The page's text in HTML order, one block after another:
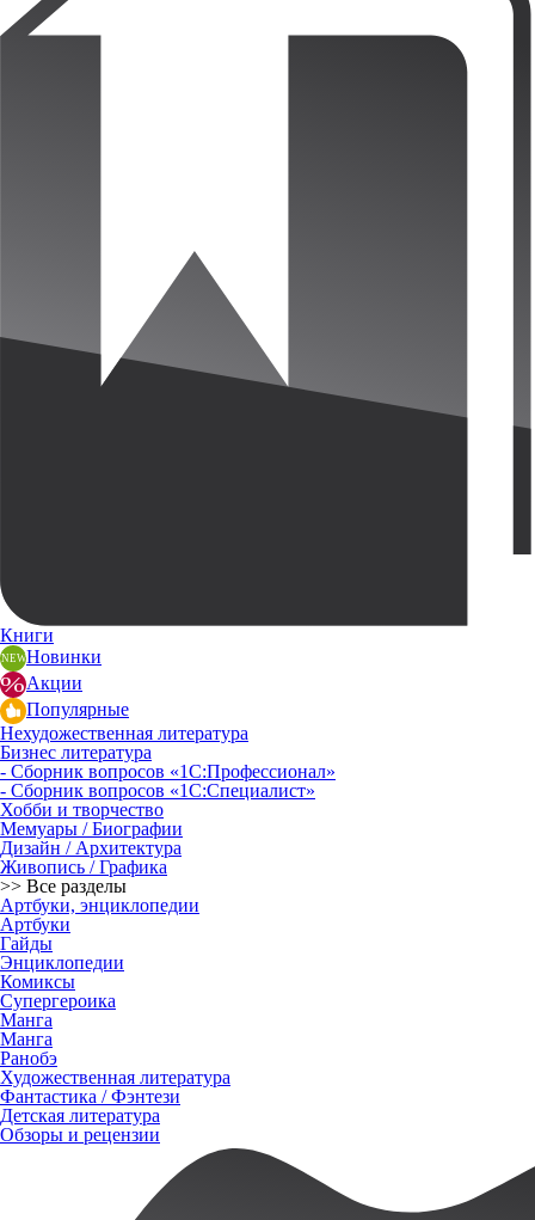
Книги
Новинки
Акции
Популярные
Нехудожественная литература
Бизнес литература
- Сборник вопросов «1С:Профессионал»
- Сборник вопросов «1С:Специалист»
Хобби и творчество
Мемуары / Биографии
Дизайн / Архитектура
Живопись / Графика
>> Все разделы
Артбуки, энциклопедии
Артбуки
Гайды
Энциклопедии
Комиксы
Супергероика
Манга
Манга
Ранобэ
Художественная литература
Фантастика / Фэнтези
Детская литература
Обзоры и рецензии